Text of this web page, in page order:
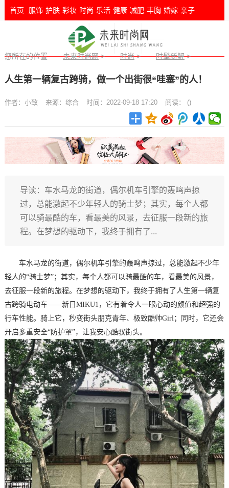
首页 服饰 护肤 彩妆 时尚 乐活 健康 减肥 丰胸 婚嫁 亲子
您所在的位置 未来时尚网> 时尚> 时髦新解>
人生第一辆复古跨骑，做一个出街很“哇塞”的人！
作者： 小致 来源： 综合 时间：2022-09-18 17:20 阅读： ()
导读：车水马龙的街道，偶尔机车引擎的轰鸣声掠
过，总能激起不少年轻人的骑士梦；其实，每个人都
可以骑最酷的车，看最美的风景，去征服一段新的旅
程。在梦想的驱动下，我终于拥有了...
车水马龙的街道，偶尔机车引擎的轰鸣声掠过，总能激起不少年
轻人的“骑士梦”；其实，每个人都可以骑最酷的车，看最美的风景，
去征服一段新的旅程。在梦想的驱动下，我终于拥有了人生第一辆复
古跨骑电动车——新日MIKU1，它有着令人一眼心动的颜值和超强的
行车性能。骑上它，秒变街头朋克青年、极致酷帅Girl；同时，它还会
开启多重安全“防护罩”，让我安心酷驭街头。